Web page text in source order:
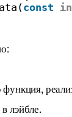
const
функция,
лэйбле.